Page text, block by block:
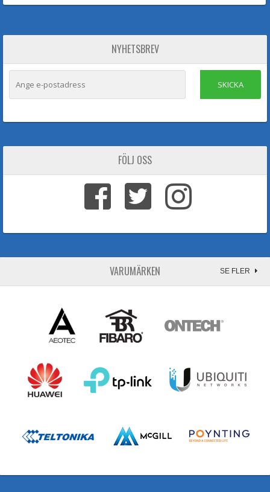
NYHETSBREV
SKICKA
FÖLJ OSS
VARUMÄRKEN SE FLER